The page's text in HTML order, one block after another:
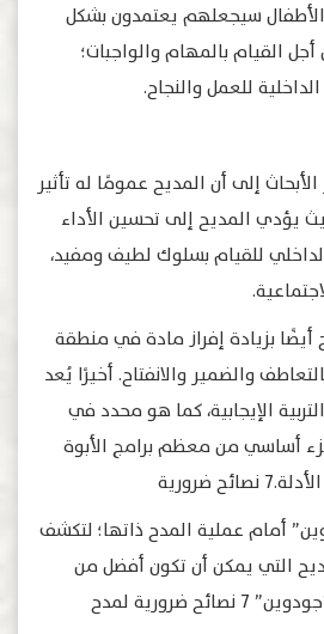
سيجعلهم يعتمدون بشكل
القيام بالمهام والواجبات؛
للعمل والنجاح.
إلى أن المديح عمومًا له تأثير
يؤدي المديح إلى تحسين الأداء
للقيام بسلوك لطيف ومفيد،
أيضًا بزيادة إفراز مادة في منطقة
والضمير والانفتاح. أخيرًا يُعد
الإيجابية، كما هو محدد في
أساسي من معظم برامج الأبوة
ضرورية
أمام عملية المدح ذاتها؛ لتكشف
التي يمكن أن تكون أفضل من
الأنواع الأخرى، وتقدم “جودوين” 7 نصائح ضرورية لمدح